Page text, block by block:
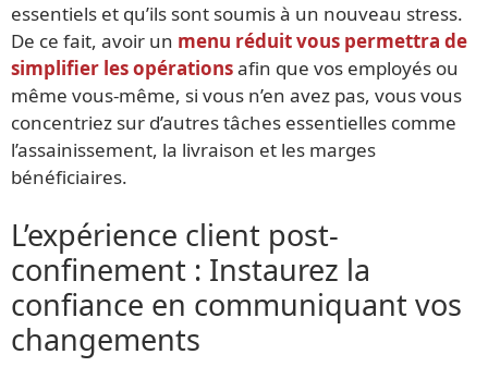
essentiels et qu’ils sont soumis à un nouveau stress.
De ce fait, avoir un menu réduit vous permettra de
simplifier les opérationsafin que vos employés ou
même vous-même, si vous n’en avez pas, vous vous
concentriez sur d’autres tâches essentielles comme
l’assainissement, la livraison et les marges
bénéficiaires.
L’expérience client post-
confinement : Instaurez la
confiance en communiquant vos
changements